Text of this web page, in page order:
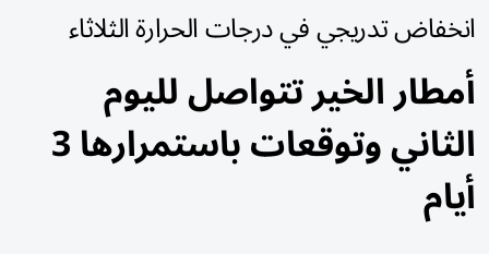
انخفاض تدريجي في درجات الحرارة الثلاثاء
أمطار الخير تتواصل لليوم
الثاني وتوقعات باستمرارها 3
أيام